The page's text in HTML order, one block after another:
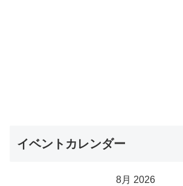
イベントカレンダー
8月 2026